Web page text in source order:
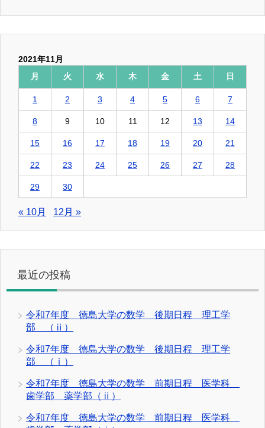
2021年11月
月
火 水 木 金 土 日
1 2 3 4 5 6 7
8 9 10 11 12 13 14
15 16 17 18 19 20 21
22 23 24 25 26 27 28
29 30
« 10月 12月 »
最近の投稿
令和7年度 徳島大学の数学 後期日程 理工学
部 （ⅱ）
令和7年度 徳島大学の数学 後期日程 理工学
部 （ⅰ）
令和7年度 徳島大学の数学 前期日程 医学科
歯学部 薬学部（ⅱ）
令和7年度 徳島大学の数学 前期日程 医学科